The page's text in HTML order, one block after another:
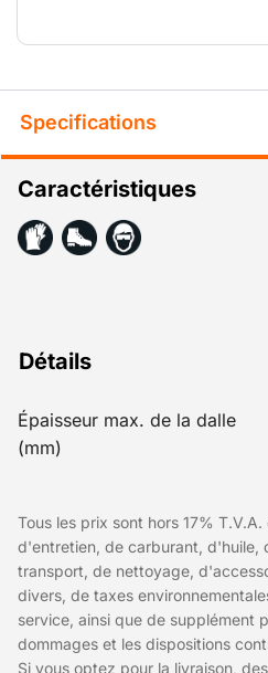
Specifications
Détails
Épaisseur max. de la dalle
(mm)
Caractéristiques
Tous les prix sont hors 17%
d'entretien, de carburant, d'huile,
transport, de nettoyage,
divers, de taxes
service, ainsi que de supplément
dommages et les dispositions
Si vous optez pour la livraison,